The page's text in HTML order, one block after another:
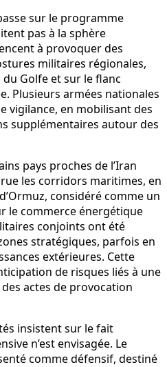
sur le programme
pas à la sphère
à provoquer des
militaires régionales,
Golfe et sur le flanc
Plusieurs armées nationales
vigilance, en mobilisant des
supplémentaires autour des
pays proches de l’Iran
les corridors maritimes, en
considéré comme un
le commerce énergétique
conjoints ont été
stratégiques, parfois en
extérieures. Cette
de risques liés à une
actes de provocation
insistent sur le fait
n’est envisagée. Le
comme défensif, destiné